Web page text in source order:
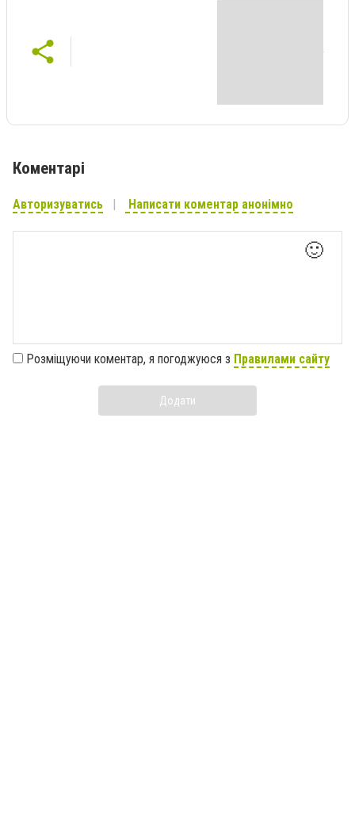
Коментарі
Авторизуватись Написати коментар анонімно
🙂
Розміщуючи коментар, я погоджуюся з Правилами сайту
Додати